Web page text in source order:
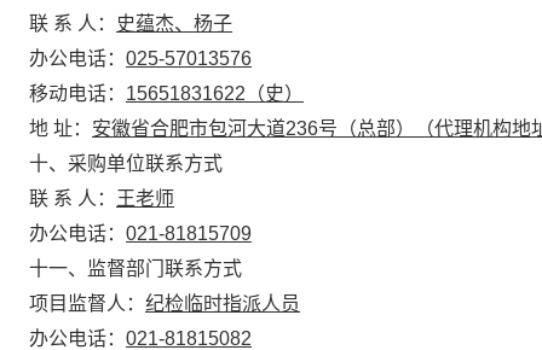
联 系 人：
史蕴杰、杨子
办公电话： 025-57013576
移动电话： 15651831622（史）
地 址： 安徽省合肥市包河大道236号（总部）（代理机构地
十、采购单位联系方式
联 系 人：
王老师
办公电话： 021-81815709
十一、监督部门联系方式
项目监督人： 纪检临时指派人员
办公电话： 021-81815082